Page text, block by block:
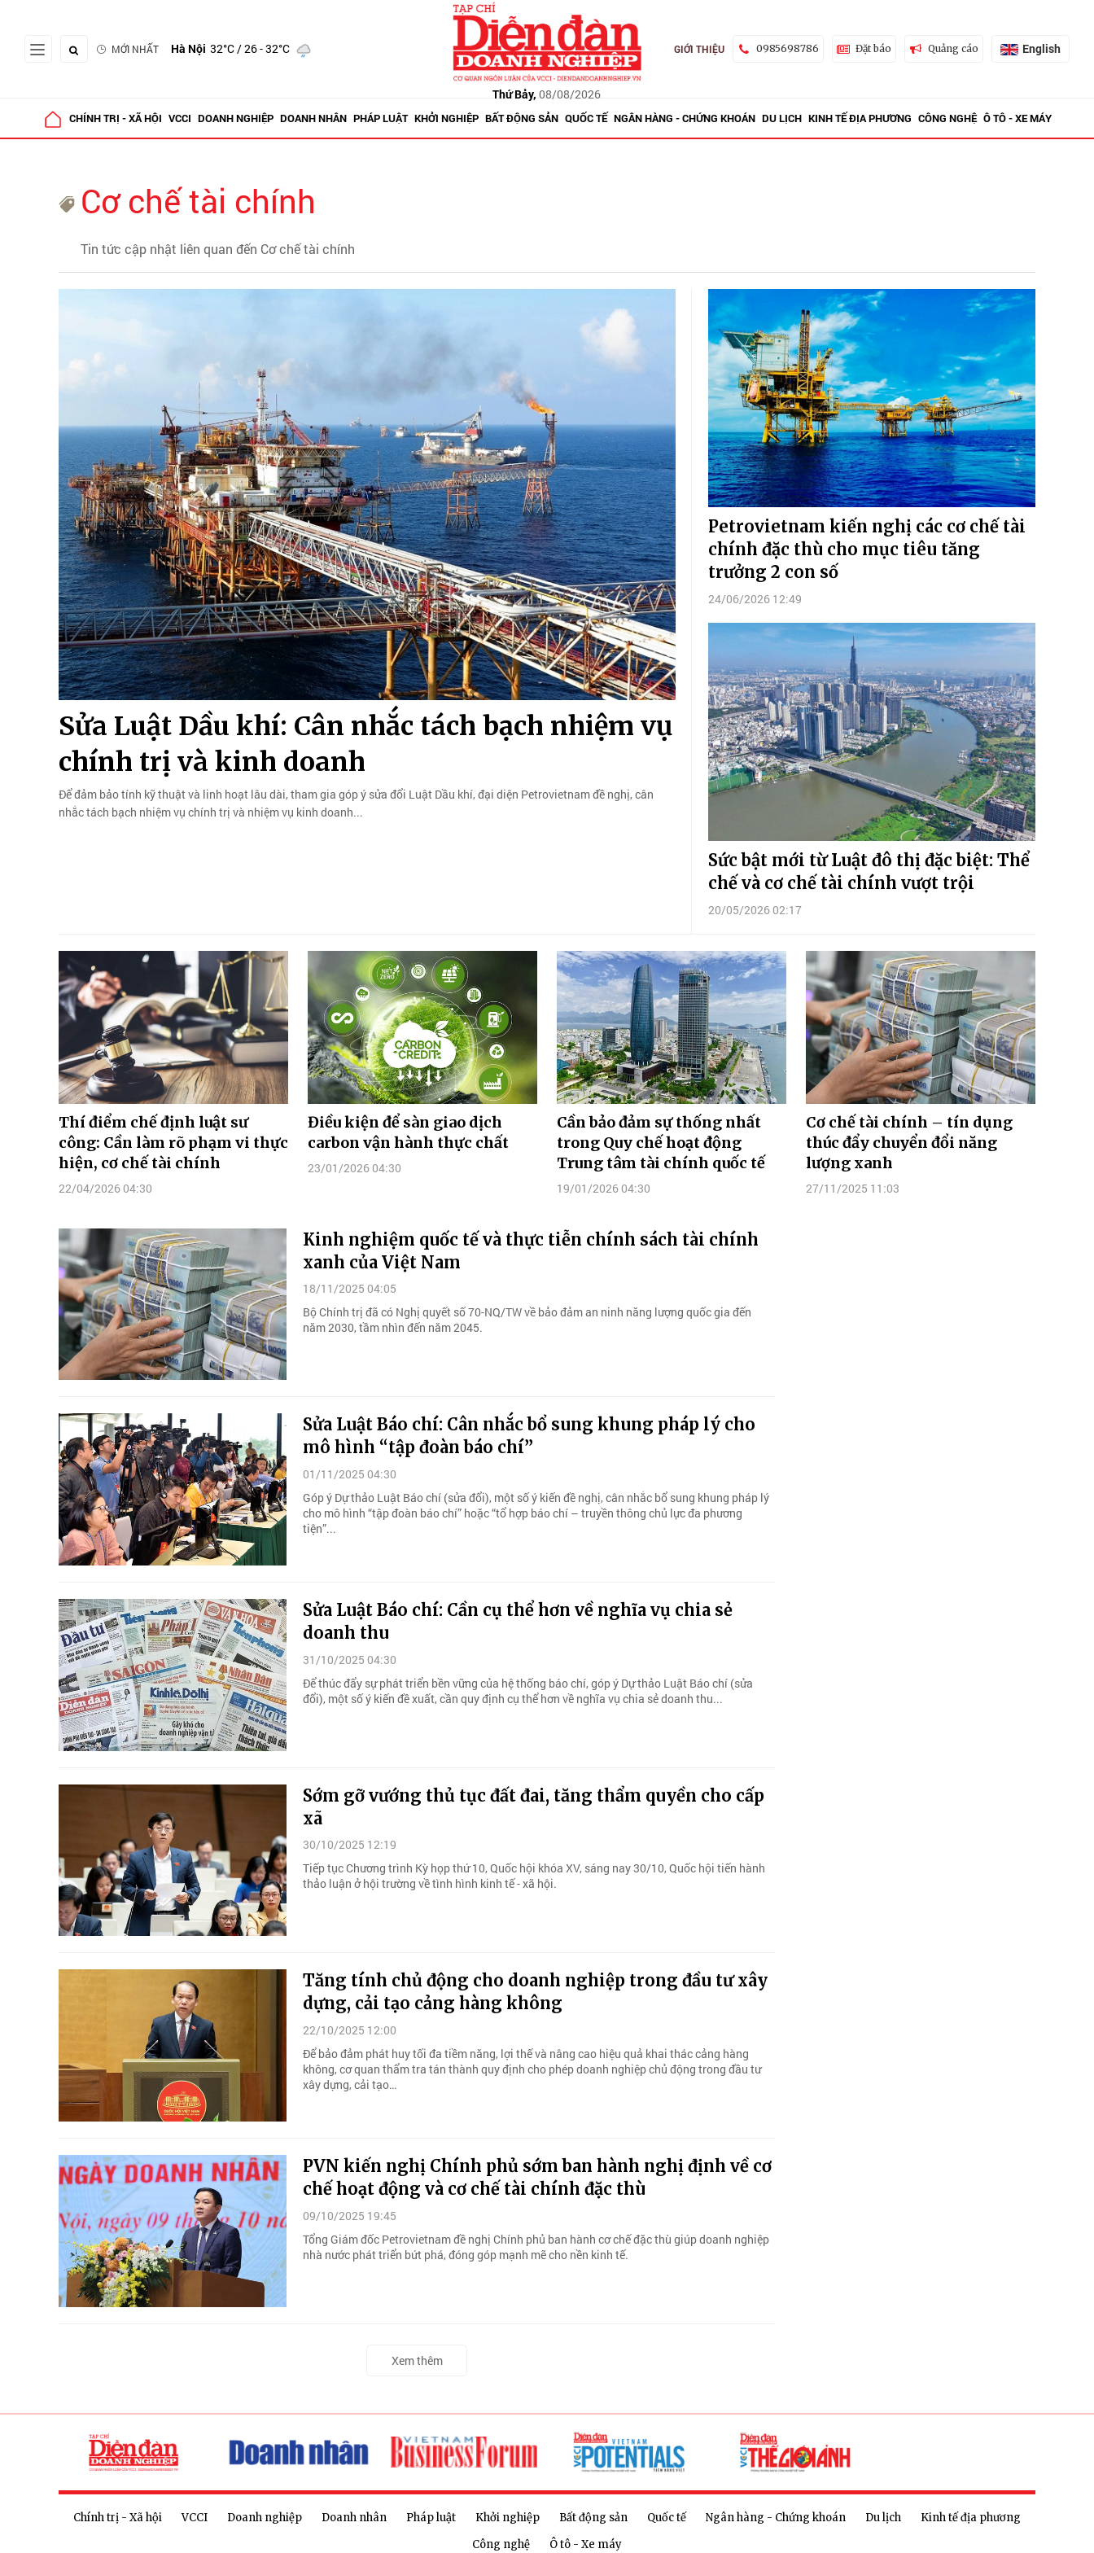
MỚI NHẤT Hà Nội 32°C/ 26 - 32°C
Thứ Bảy, 08/08/2026
GIỚI THIỆU 0985698786 Đặt báo Quảng cáo English
CHÍNH TRỊ - XÃ HỘI VCCI DOANH NGHIỆP DOANH NHÂN PHÁP LUẬT KHỞI NGHIỆP BẤT ĐỘNG SẢN QUỐC TẾ NGÂN HÀNG - CHỨNG KHOÁN DU LỊCH KINH TẾ ĐỊA PHƯƠNG CÔNG NGHỆ Ô TÔ - XE MÁY
Cơ chế tài chính
Tin tức cập nhật liên quan đến Cơ chế tài chính
Sửa Luật Dầu khí: Cân nhắc tách bạch nhiệm vụ
chính trị và kinh doanh
Để đảm bảo tính kỹ thuật và linh hoạt lâu dài, tham gia góp ý sửa đổi Luật Dầu khí, đại diện Petrovietnam đề nghị, cân
nhắc tách bạch nhiệm vụ chính trị và nhiệm vụ kinh doanh...
Petrovietnam kiến nghị các cơ chế tài
chính đặc thù cho mục tiêu tăng
trưởng 2 con số
24/06/2026 12:49
Sức bật mới từ Luật đô thị đặc biệt: Thể
chế và cơ chế tài chính vượt trội
20/05/2026 02:17
Thí điểm chế định luật sư
công: Cần làm rõ phạm vi thực
hiện, cơ chế tài chính
22/04/2026 04:30
Điều kiện để sàn giao dịch
carbon vận hành thực chất
23/01/2026 04:30
Cần bảo đảm sự thống nhất
trong Quy chế hoạt động
Trung tâm tài chính quốc tế
19/01/2026 04:30
Cơ chế tài chính – tín dụng
thúc đẩy chuyển đổi năng
lượng xanh
27/11/2025 11:03
Kinh nghiệm quốc tế và thực tiễn chính sách tài chính
xanh của Việt Nam
18/11/2025 04:05
Bộ Chính trị đã có Nghị quyết số 70-NQ/TW về bảo đảm an ninh năng lượng quốc gia đến
năm 2030, tầm nhìn đến năm 2045.
Sửa Luật Báo chí: Cân nhắc bổ sung khung pháp lý cho
mô hình “tập đoàn báo chí”
01/11/2025 04:30
Góp ý Dự thảo Luật Báo chí (sửa đổi), một số ý kiến đề nghị, cân nhắc bổ sung khung pháp lý
cho mô hình “tập đoàn báo chí” hoặc “tổ hợp báo chí – truyền thông chủ lực đa phương
tiện”...
Sửa Luật Báo chí: Cần cụ thể hơn về nghĩa vụ chia sẻ
doanh thu
31/10/2025 04:30
Để thúc đẩy sự phát triển bền vững của hệ thống báo chí, góp ý Dự thảo Luật Báo chí (sửa
đổi), một số ý kiến đề xuất, cần quy định cụ thể hơn về nghĩa vụ chia sẻ doanh thu...
Sớm gỡ vướng thủ tục đất đai, tăng thẩm quyền cho cấp
xã
30/10/2025 12:19
Tiếp tục Chương trình Kỳ họp thứ 10, Quốc hội khóa XV, sáng nay 30/10, Quốc hội tiến hành
thảo luận ở hội trường về tình hình kinh tế - xã hội.
Tăng tính chủ động cho doanh nghiệp trong đầu tư xây
dựng, cải tạo cảng hàng không
22/10/2025 12:00
Để bảo đảm phát huy tối đa tiềm năng, lợi thế và nâng cao hiệu quả khai thác cảng hàng
không, cơ quan thẩm tra tán thành quy định cho phép doanh nghiệp chủ động trong đầu tư
xây dựng, cải tạo…
PVN kiến nghị Chính phủ sớm ban hành nghị định về cơ
chế hoạt động và cơ chế tài chính đặc thù
09/10/2025 19:45
Tổng Giám đốc Petrovietnam đề nghị Chính phủ ban hành cơ chế đặc thù giúp doanh nghiệp
nhà nước phát triển bứt phá, đóng góp mạnh mẽ cho nền kinh tế.
Xem thêm
Chính trị - Xã hội VCCI Doanh nghiệp Doanh nhân Pháp luật Khởi nghiệp Bất động sản Quốc tế Ngân hàng - Chứng khoán Du lịch
Kinh tế địa phương
Công nghệ
Ô tô - Xe máy